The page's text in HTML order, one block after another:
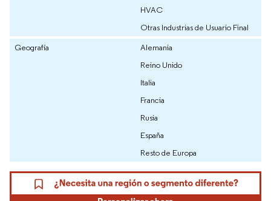
HVAC
Otras Industrias de Usuario Final
Geografía
Alemania
Reino Unido
Italia
Francia
Rusia
España
Resto de Europa